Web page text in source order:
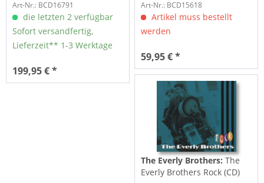
CD & 1-DVD Deluxe Box Set)
Art-Nr.: BCD16791
die letzten 2 verfügbar
Sofort versandfertig,
Lieferzeit** 1-3 Werktage
199,95 € *
Set)
Art-Nr.: BCD15618
Artikel muss bestellt
werden
59,95 € *
The Everly Brothers:The
Everly Brothers Rock (CD)